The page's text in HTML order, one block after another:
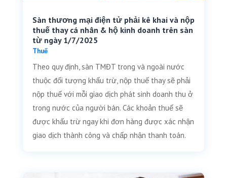
Sàn thương mại điện tử phải kê khai và nộp
thuế thay cá nhân & hộ kinh doanh trên sàn
từ ngày 1/7/2025
Thuế
Theo quy định, sàn TMĐT trong và ngoài nước
thuộc đối tượng khấu trừ, nộp thuế thay sẽ phải
nộp thuế với mỗi giao dịch phát sinh doanh thu ở
trong nước của người bán. Các khoản thuế sẽ
được khấu trừ ngay khi đơn hàng được xác nhận
giao dịch thành công và chấp nhận thanh toán.